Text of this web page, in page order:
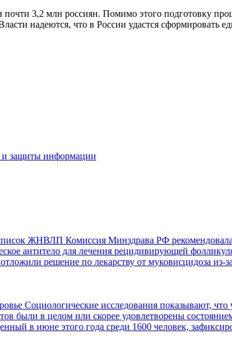
3,2 млн россиян. Помимо этого подготовку
надеются, что в России удастся сформировать
и защиты информации
список ЖНВЛП Комиссия Минздрава РФ
антитело для лечения рецидивирующей
решение по лекарству от муковисцидоза
Социологические исследования показывают, что
в целом или скорее удовлетворены состоянием
в июне этого года среди 1600 человек,